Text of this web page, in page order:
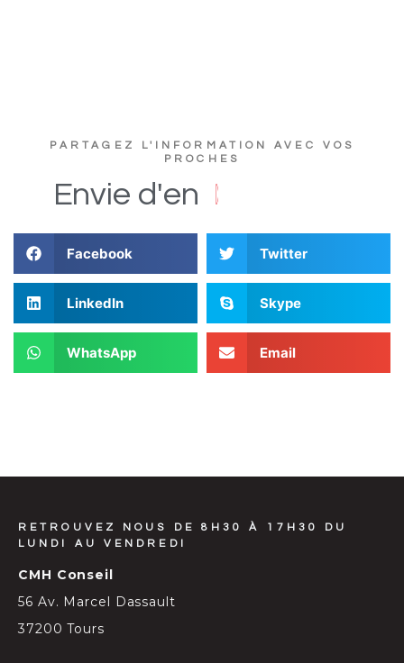
PARTAGEZ L'INFORMATION AVEC VOS
PROCHES
Envie d'en D
Facebook Twitter
LinkedIn Skype
WhatsApp Email
RETROUVEZ NOUS DE 8H30 À 17H30 DU
LUNDI AU VENDREDI
CMH Conseil
56 Av. Marcel Dassault
37200 Tours